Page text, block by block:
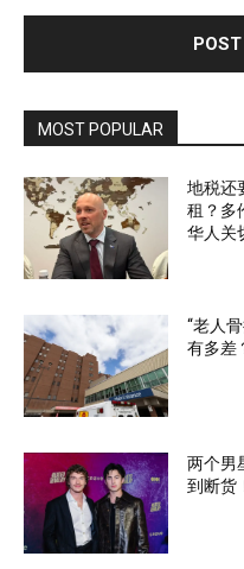
MOST POPULAR
地税还
租？多
华人关
“老人
有多差
两个男
到断货